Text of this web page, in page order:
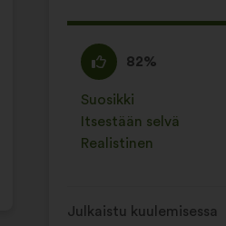
samaa
mieltä
:
82%
Tätä
ehdotusta
on
luonnehdittu
seuraavasti:
Suosikki
:kertaa
Itsestään selvä
kertaa
Realistinen
:kertaa
Julkaistu kuulemisessa